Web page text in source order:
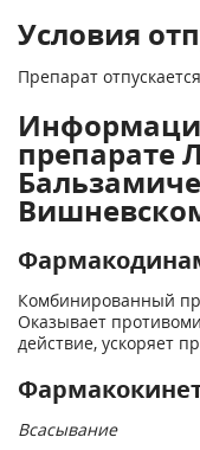
Условия
Препарат
препарате
Комбинированный
Оказывает
действие, ускоряет
Всасывание